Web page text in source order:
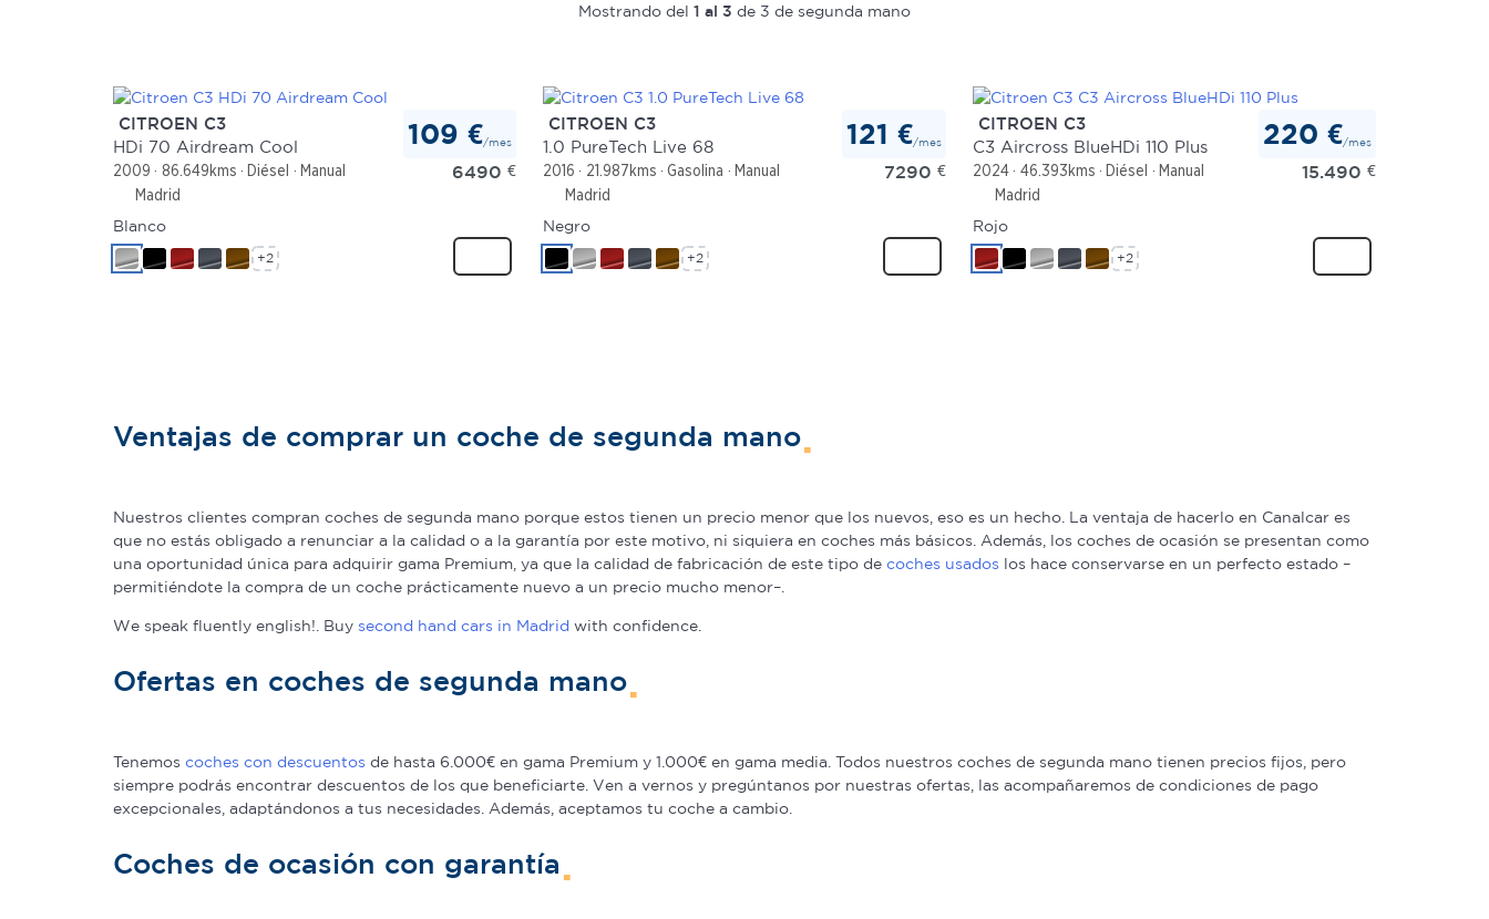
Mostrando del 1 al 3 de 3 de segunda mano
CITROEN C3
HDi 70 Airdream Cool
2009 86.649kms Diésel
Manual
Madrid
109 €/mes
6490 €
Blanco
+2
CITROEN C3
1.0 PureTech Live 68
2016 21.987kms Gasolina
Manual
Madrid
121 €/mes
7290 €
Negro
+2
CITROEN C3
C3 Aircross BlueHDi 110 Plus
2024 46.393kms Diésel
Manual
Madrid
220 €/mes
15.490 €
Rojo
+2
Ventajas de comprar un coche de segunda mano
Nuestros clientes compran coches de segunda mano porque estos tienen un precio menor que los nuevos, eso es un hecho. La ventaja de hacerlo en Canalcar es
que no estás obligado a renunciar a la calidad o a la garantía por este motivo, ni siquiera en coches más básicos. Además, los coches de ocasión se presentan como
una oportunidad única para adquirir gama Premium, ya que la calidad de fabricación de este tipo de coches usados los hace conservarse en un perfecto estado –
permitiéndote la compra de un coche prácticamente nuevo a un precio mucho menor–.
We speak fluently english!. Buy second hand cars in Madrid with confidence.
Ofertas en coches de segunda mano
Tenemos coches con descuentos de hasta 6.000€ en gama Premium y 1.000€ en gama media. Todos nuestros coches de segunda mano tienen precios fijos, pero
siempre podrás encontrar descuentos de los que beneficiarte. Ven a vernos y pregúntanos por nuestras ofertas, las acompañaremos de condiciones de pago
excepcionales, adaptándonos a tus necesidades. Además, aceptamos tu coche a cambio.
Coches de ocasión con garantía